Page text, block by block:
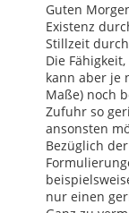
Guten
Existenz
Stillzeit
Die
kann aber je
Maße) noch
Zufuhr so
ansonsten
Bezüglich
nur einen